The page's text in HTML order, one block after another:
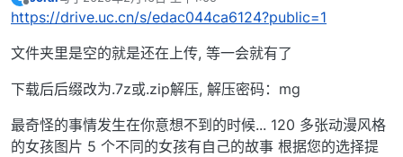
离线 最后由 编辑
https://drive.uc.cn/s/edac044ca6124?public=1
文件夹里是空的就是还在上传, 等一会就有了
下载后后缀改为.7z或.zip解压, 解压密码：mg
最奇怪的事情发生在你意想不到的时候... 120 多张动漫风格
的女孩图片 5 个不同的女孩有自己的故事 根据您的选择提